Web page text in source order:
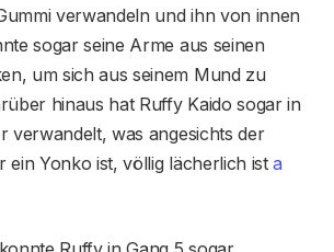
verwandeln und ihn von innen
sogar seine Arme aus seinen
um sich aus seinem Mund zu
hinaus hat Ruffy Kaido sogar in
verwandelt, was angesichts der
ein Yonko ist, völlig lächerlich ista